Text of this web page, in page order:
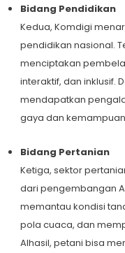
Bidang Pendidikan
Kedua, Komdigi
pendidikan nasional.
menciptakan
interaktif, dan inklusif.
mendapatkan
gaya dan
Bidang Pertanian
Ketiga, sektor
dari pengembangan
memantau kondisi
pola cuaca, dan
Alhasil, petani bisa